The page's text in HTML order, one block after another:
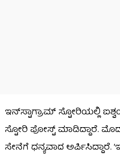
ಇನ್​ಸ್ಟಾಗ್ರಾಮ್ ಸ್ಟೋರಿಯಲ್ಲಿ
ಸ್ಟೋರಿ ಪೋಸ್ಟ್ ಮಾಡಿದ್ದಾರೆ.
ಸೇನೆಗೆ ಧನ್ಯವಾದ ಅರ್ಪಿಸಿದ್ದಾರೆ.